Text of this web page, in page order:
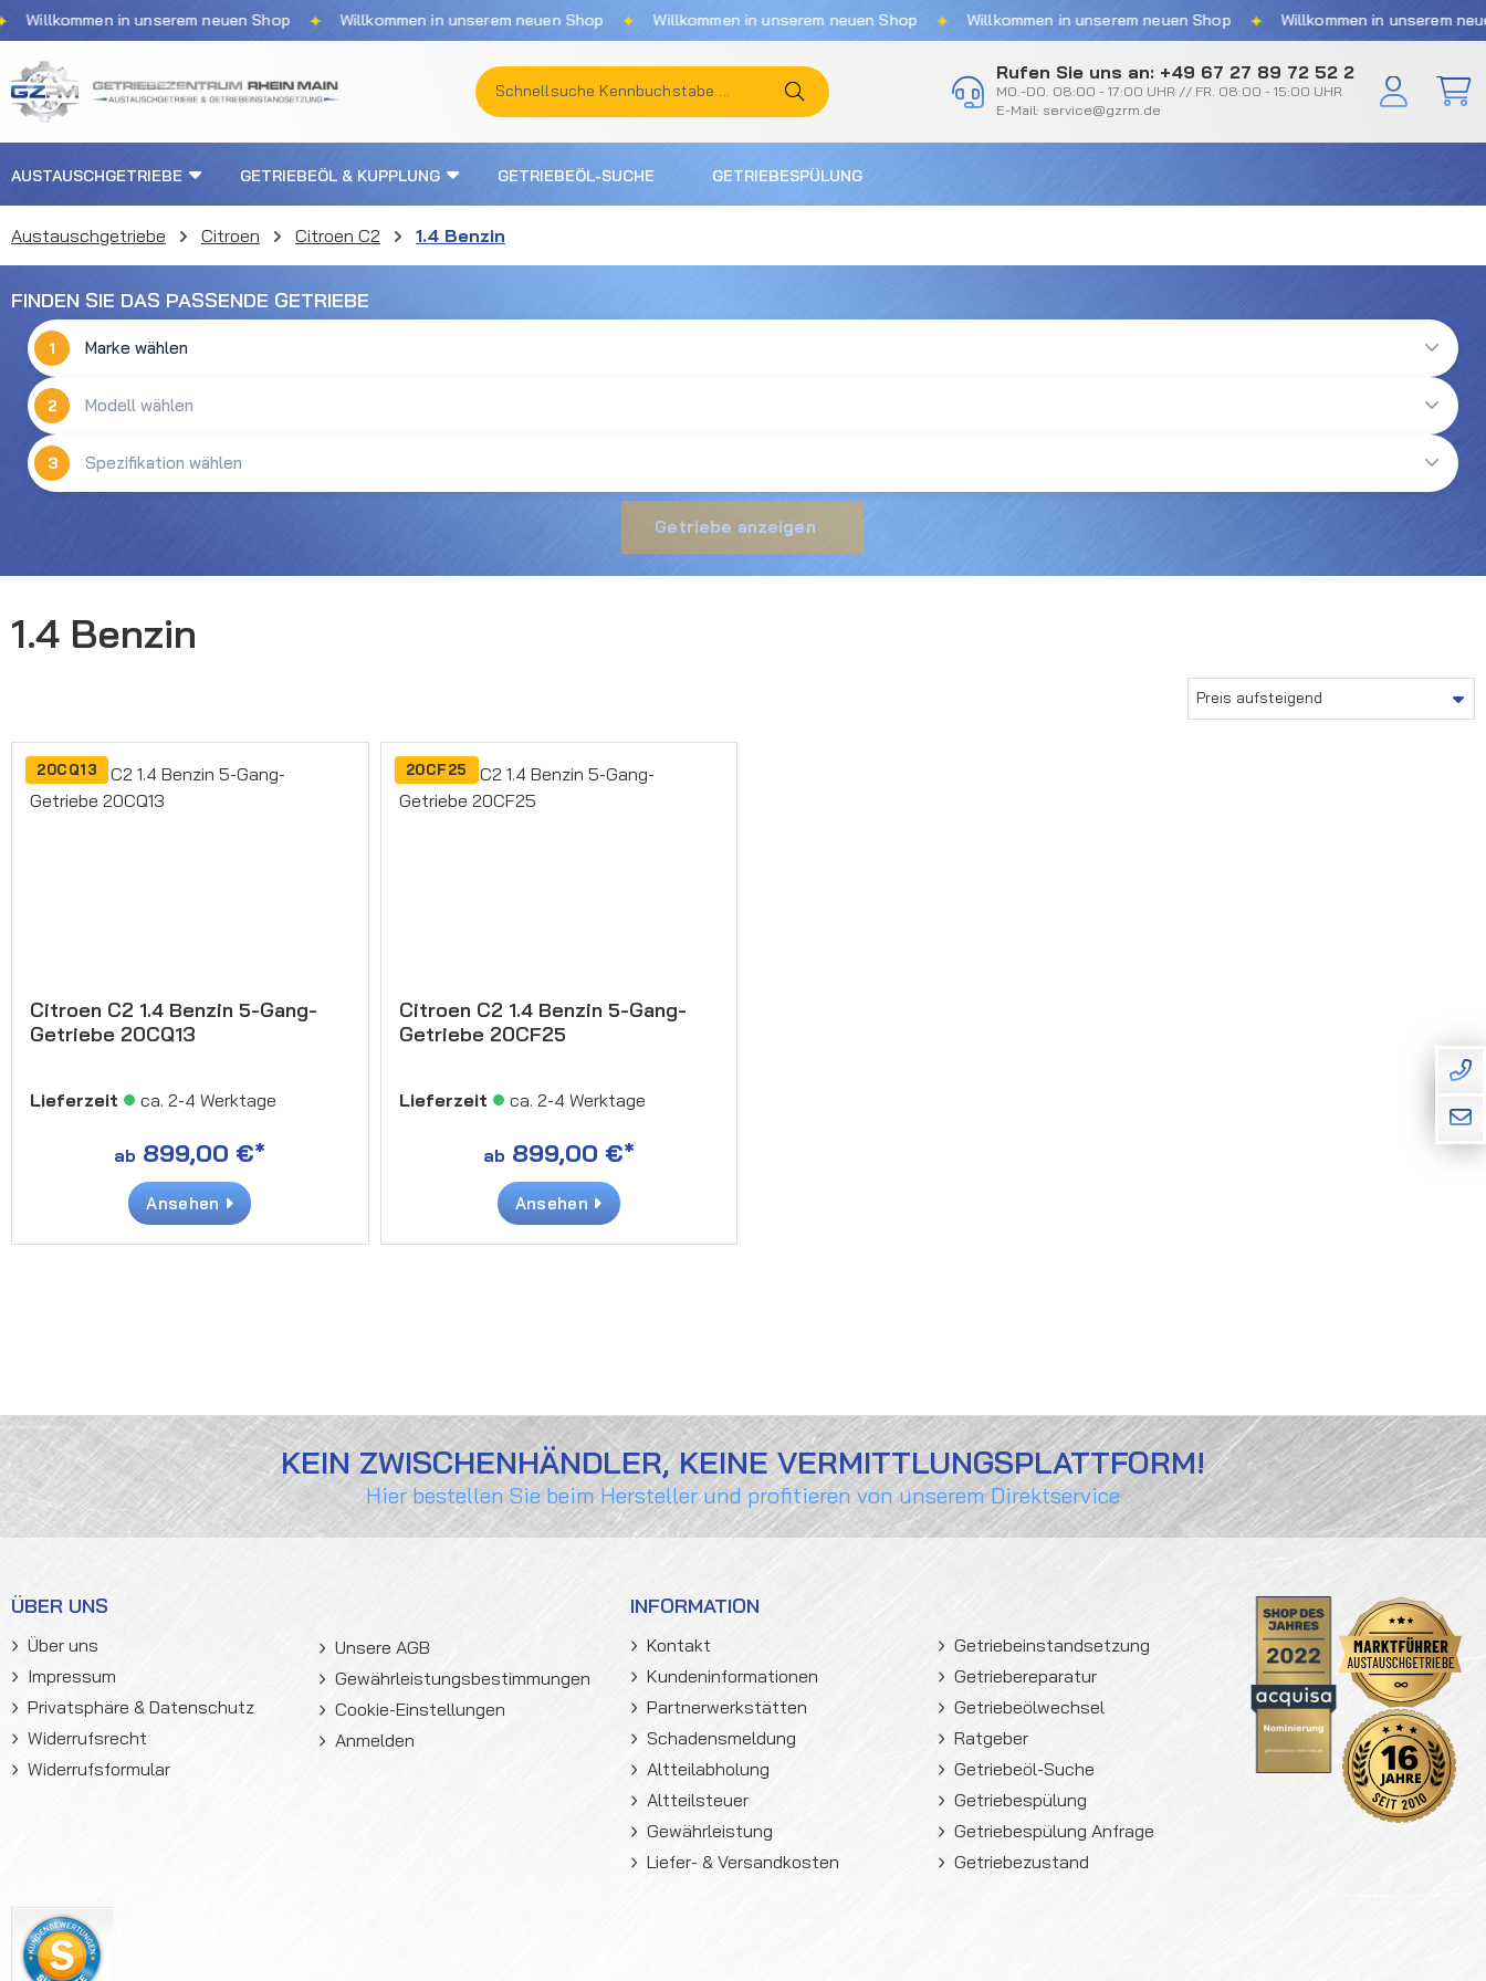
Hauptinhalt springen
Zur Suche springen
Zur Hauptnavigation springen
in unserem neuen Shop ✦ Willkommen in unserem neuen Shop ✦ Willkommen in unserem neuen Shop ✦ Willkommen in unserem neuen Shop ✦ Willkommen in unserem neuen
Rufen Sie uns an: +49 67 27 89 72 52 2
MO.-DO. 08:00 - 17:00 UHR // FR. 08:00 - 15:00 UHR
E-Mail: service@gzrm.de
AUSTAUSCHGETRIEBE GETRIEBEÖL & KUPPLUNG GETRIEBEÖL-SUCHE GETRIEBESPÜLUNG
Austauschgetriebe Citroen Citroen C2 1.4 Benzin
FINDEN SIE DAS PASSENDE GETRIEBE
1
2
3
Getriebe anzeigen
1.4 Benzin
20CQ13
Citroen C2 1.4 Benzin 5-Gang-
Getriebe 20CQ13
Lieferzeit ca. 2-4 Werktage
ab 899,00 €*
Ansehen
20CF25
Citroen C2 1.4 Benzin 5-Gang-
Getriebe 20CF25
Lieferzeit ca. 2-4 Werktage
ab 899,00 €*
Ansehen
KEIN ZWISCHENHÄNDLER, KEINE VERMITTLUNGSPLATTFORM!
Hier bestellen Sie beim Hersteller und profitieren von unserem Direktservice
ÜBER UNS
Über uns
Impressum
Privatsphäre & Datenschutz
Widerrufsrecht
Widerrufsformular
Unsere AGB
Gewährleistungsbestimmungen
Cookie-Einstellungen
Anmelden
INFORMATION
Kontakt
Kundeninformationen
Partnerwerkstätten
Schadensmeldung
Altteilabholung
Altteilsteuer
Gewährleistung
Liefer- & Versandkosten
Getriebeinstandsetzung
Getriebereparatur
Getriebeölwechsel
Ratgeber
Getriebeöl-Suche
Getriebespülung
Getriebespülung Anfrage
Getriebezustand